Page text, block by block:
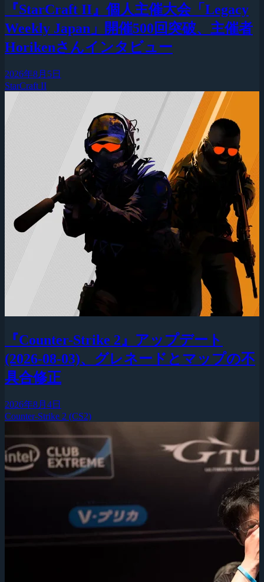
『StarCraft II』個人主催大会「Legacy
Weekly Japan」開催500回突破、主催者
Horikenさんインタビュー
2026年8月5日
StarCraft II
『Counter-Strike 2』アップデート
(2026-08-03)、グレネードとマップの不
具合修正
2026年8月4日
Counter-Strike 2 (CS2)